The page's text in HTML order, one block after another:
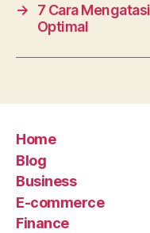
→
7 Cara
Optimal
Home
Blog
Business
E-commerce
Finance